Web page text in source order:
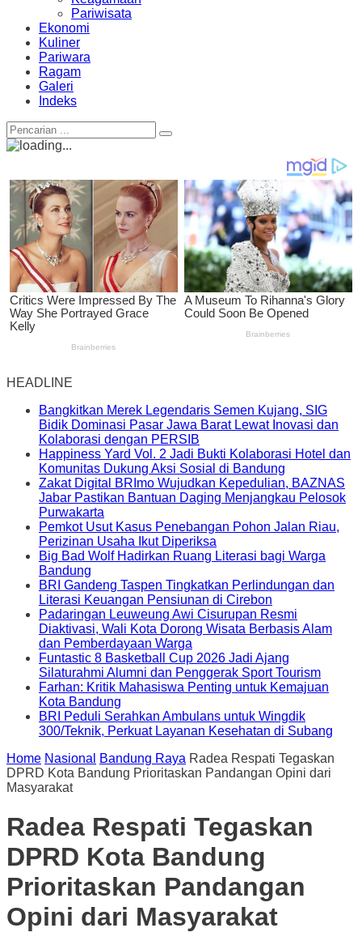
Pariwisata
Ekonomi
Kuliner
Pariwara
Ragam
Galeri
Indeks
HEADLINE
Bangkitkan Merek Legendaris Semen Kujang, SIG
Bidik Dominasi Pasar Jawa Barat Lewat Inovasi dan
Kolaborasi dengan PERSIB
Happiness Yard Vol. 2 Jadi Bukti Kolaborasi Hotel dan
Komunitas Dukung Aksi Sosial di Bandung
Zakat Digital BRImo Wujudkan Kepedulian, BAZNAS
Jabar Pastikan Bantuan Daging Menjangkau Pelosok
Purwakarta
Pemkot Usut Kasus Penebangan Pohon Jalan Riau,
Perizinan Usaha Ikut Diperiksa
Big Bad Wolf Hadirkan Ruang Literasi bagi Warga
Bandung
BRI Gandeng Taspen Tingkatkan Perlindungan dan
Literasi Keuangan Pensiunan di Cirebon
Padaringan Leuweung Awi Cisurupan Resmi
Diaktivasi, Wali Kota Dorong Wisata Berbasis Alam
dan Pemberdayaan Warga
Funtastic 8 Basketball Cup 2026 Jadi Ajang
Silaturahmi Alumni dan Penggerak Sport Tourism
Farhan: Kritik Mahasiswa Penting untuk Kemajuan
Kota Bandung
BRI Peduli Serahkan Ambulans untuk Wingdik
300/Teknik, Perkuat Layanan Kesehatan di Subang
Home Nasional Bandung Raya Radea Respati Tegaskan
DPRD Kota Bandung Prioritaskan Pandangan Opini dari
Masyarakat
Radea Respati Tegaskan
DPRD Kota Bandung
Prioritaskan Pandangan
Opini dari Masyarakat